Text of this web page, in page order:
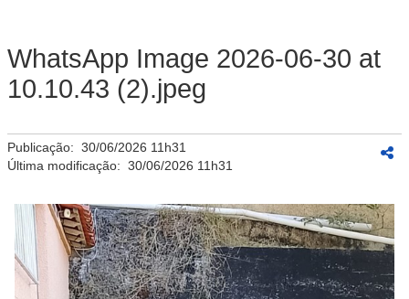
WhatsApp Image 2026-06-30 at
10.10.43 (2).jpeg
Publicação: 30/06/2026 11h31
Última modificação: 30/06/2026 11h31